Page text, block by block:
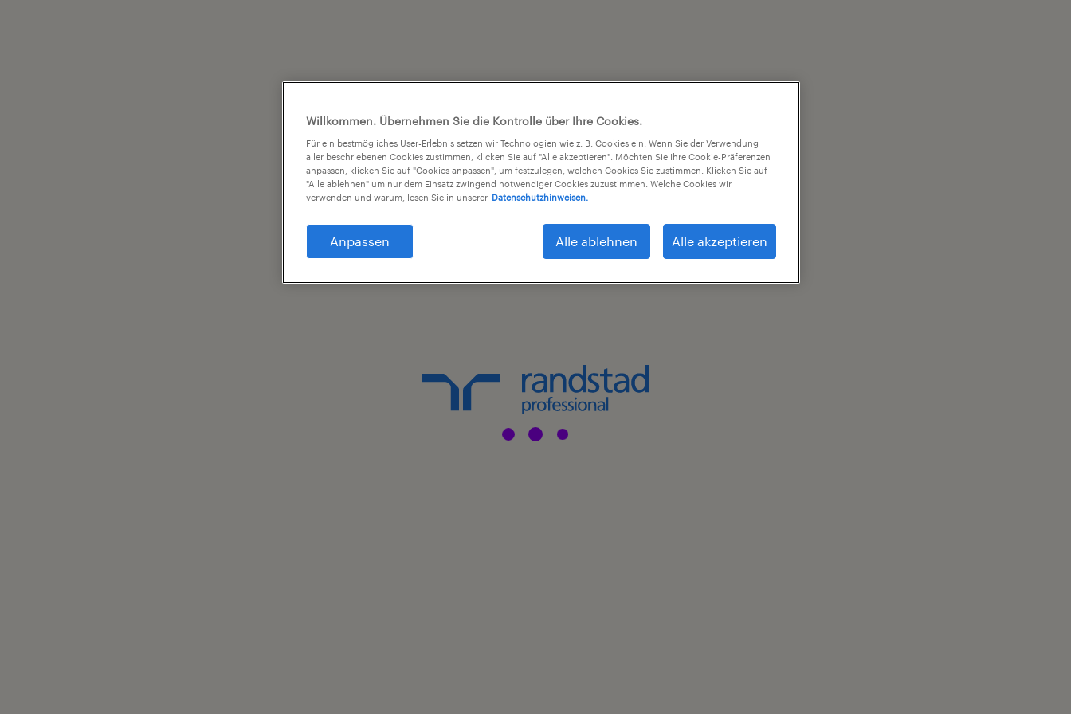
Willkommen. Übernehmen Sie die Kontrolle über Ihre Cookies.
Für ein bestmögliches User-Erlebnis setzen wir Technologien wie z. B. Cookies ein. Wenn Sie der Verwendung
aller beschriebenen Cookies zustimmen, klicken Sie auf "Alle akzeptieren". Möchten Sie Ihre Cookie-Präferenzen
anpassen, klicken Sie auf "Cookies anpassen", um festzulegen, welchen Cookies Sie zustimmen. Klicken Sie auf
"Alle ablehnen" um nur dem Einsatz zwingend notwendiger Cookies zuzustimmen. Welche Cookies wir
verwenden und warum, lesen Sie in unserer Datenschutzhinweisen.
Anpassen Alle ablehnen Alle akzeptieren